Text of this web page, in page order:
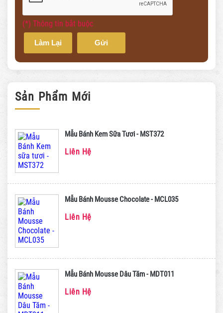
(*) Thông tin bắt buộc
Làm Lại Gửi
Sản Phẩm Mới
Mẫu Bánh Kem Sữa Tươi - MST372
Liên Hệ
Mẫu Bánh Mousse Chocolate - MCL035
Liên Hệ
Mẫu Bánh Mousse Dâu Tăm - MDT011
Liên Hệ